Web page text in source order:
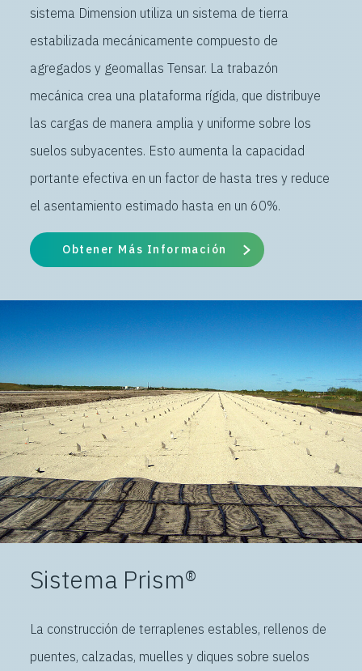
sistema Dimension utiliza un sistema de tierra
estabilizada mecánicamente compuesto de
agregados y geomallas Tensar. La trabazón
mecánica crea una plataforma rígida, que distribuye
las cargas de manera amplia y uniforme sobre los
suelos subyacentes. Esto aumenta la capacidad
portante efectiva en un factor de hasta tres y reduce
el asentamiento estimado hasta en un 60%.
Obtener Más Información
Sistema Prism®
La construcción de terraplenes estables, rellenos de
puentes, calzadas, muelles y diques sobre suelos